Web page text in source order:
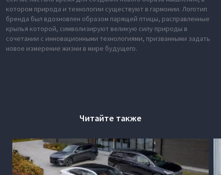
котором природа и технологии существуют в гармонии. Логотип
бренда был вдохновлен образом парящей птицы, расправленные
крылья которой, символизируют великую силу природы в
сочетании с инновационными технологиями, призванными задать
новое измерение жизни в мире будущего.
Читайте также